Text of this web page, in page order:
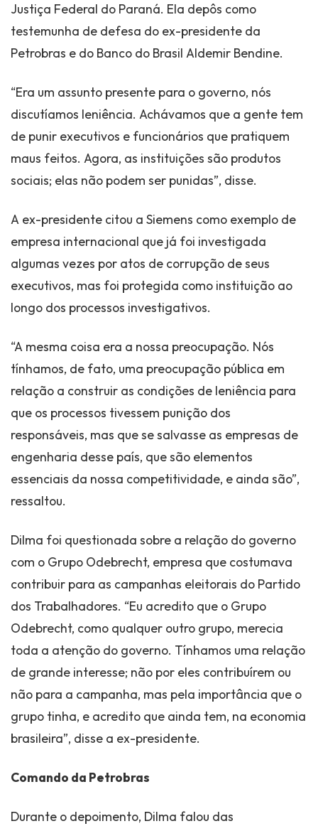
Justiça Federal do Paraná. Ela depôs como
testemunha de defesa do ex-presidente da
Petrobras e do Banco do Brasil Aldemir Bendine.
“Era um assunto presente para o governo, nós
discutíamos leniência. Achávamos que a gente tem
de punir executivos e funcionários que pratiquem
maus feitos. Agora, as instituições são produtos
sociais; elas não podem ser punidas”, disse.
A ex-presidente citou a Siemens como exemplo de
empresa internacional que já foi investigada
algumas vezes por atos de corrupção de seus
executivos, mas foi protegida como instituição ao
longo dos processos investigativos.
“A mesma coisa era a nossa preocupação. Nós
tínhamos, de fato, uma preocupação pública em
relação a construir as condições de leniência para
que os processos tivessem punição dos
responsáveis, mas que se salvasse as empresas de
engenharia desse país, que são elementos
essenciais da nossa competitividade, e ainda são”,
ressaltou.
Dilma foi questionada sobre a relação do governo
com o Grupo Odebrecht, empresa que costumava
contribuir para as campanhas eleitorais do Partido
dos Trabalhadores. “Eu acredito que o Grupo
Odebrecht, como qualquer outro grupo, merecia
toda a atenção do governo. Tínhamos uma relação
de grande interesse; não por eles contribuírem ou
não para a campanha, mas pela importância que o
grupo tinha, e acredito que ainda tem, na economia
brasileira”, disse a ex-presidente.
Comando da Petrobras
Durante o depoimento, Dilma falou das